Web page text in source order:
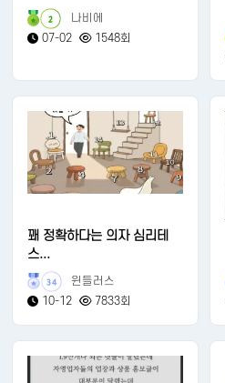
2
나비에
07-02
1548회
꽤 정확하다는 의자 심리테
스...
34
윈들러스
10-12
7833회